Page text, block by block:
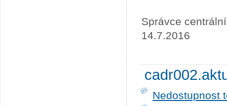
Správce
14.7.2016
Nedostupnost